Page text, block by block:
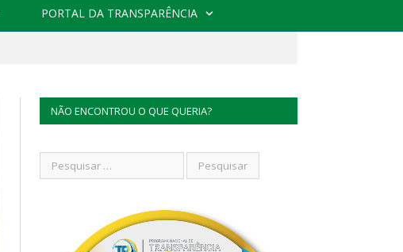
PORTAL DA TRANSPARÊNCIA
NÃO ENCONTROU O QUE QUERIA?